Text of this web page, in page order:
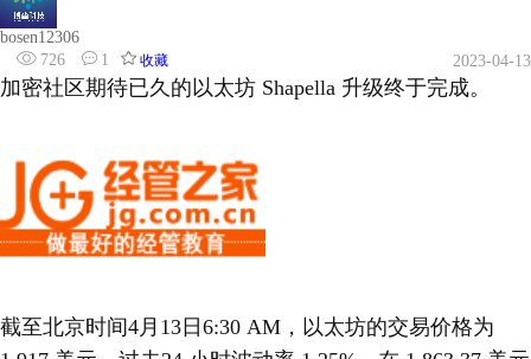
bosen12306
726
1 收藏 2023-04-13
加密社区期待已久的以太坊 Shapella 升级终于完成。
截至北京时间4月13日6:30 AM，以太坊的交易价格为